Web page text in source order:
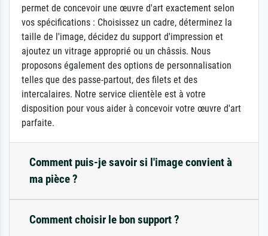
permet de concevoir une œuvre d'art exactement selon
vos spécifications : Choisissez un cadre, déterminez la
taille de l'image, décidez du support d'impression et
ajoutez un vitrage approprié ou un châssis. Nous
proposons également des options de personnalisation
telles que des passe-partout, des filets et des
intercalaires. Notre service clientèle est à votre
disposition pour vous aider à concevoir votre œuvre d'art
parfaite.
Comment puis-je savoir si l'image convient à
ma pièce ?
Comment choisir le bon support ?